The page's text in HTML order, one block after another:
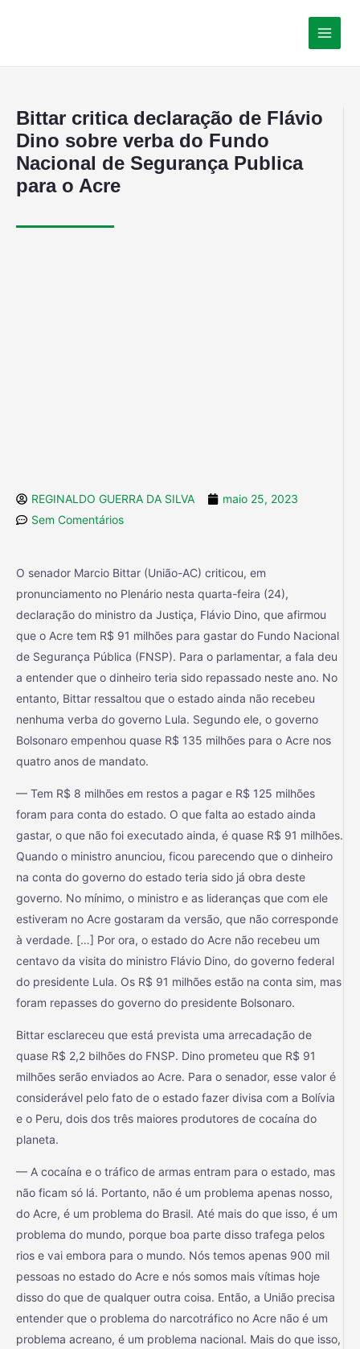
Bittar critica declaração de Flávio
Dino sobre verba do Fundo
Nacional de Segurança Publica
para o Acre
REGINALDO GUERRA DA SILVA
maio 25, 2023
Sem Comentários
O senador Marcio Bittar (União-AC) criticou, em
pronunciamento no Plenário nesta quarta-feira (24),
declaração do ministro da Justiça, Flávio Dino, que afirmou
que o Acre tem R$ 91 milhões para gastar do Fundo Nacional
de Segurança Pública (FNSP). Para o parlamentar, a fala deu
a entender que o dinheiro teria sido repassado neste ano. No
entanto, Bittar ressaltou que o estado ainda não recebeu
nenhuma verba do governo Lula. Segundo ele, o governo
Bolsonaro empenhou quase R$ 135 milhões para o Acre nos
quatro anos de mandato.
— Tem R$ 8 milhões em restos a pagar e R$ 125 milhões
foram para conta do estado. O que falta ao estado ainda
gastar, o que não foi executado ainda, é quase R$ 91 milhões.
Quando o ministro anunciou, ficou parecendo que o dinheiro
na conta do governo do estado teria sido já obra deste
governo. No mínimo, o ministro e as lideranças que com ele
estiveram no Acre gostaram da versão, que não corresponde
à verdade. […] Por ora, o estado do Acre não recebeu um
centavo da visita do ministro Flávio Dino, do governo federal
do presidente Lula. Os R$ 91 milhões estão na conta sim, mas
foram repasses do governo do presidente Bolsonaro.
Bittar esclareceu que está prevista uma arrecadação de
quase R$ 2,2 bilhões do FNSP. Dino prometeu que R$ 91
milhões serão enviados ao Acre. Para o senador, esse valor é
considerável pelo fato de o estado fazer divisa com a Bolívia
e o Peru, dois dos três maiores produtores de cocaína do
planeta.
— A cocaína e o tráfico de armas entram para o estado, mas
não ficam só lá. Portanto, não é um problema apenas nosso,
do Acre, é um problema do Brasil. Até mais do que isso, é um
problema do mundo, porque boa parte disso trafega pelos
rios e vai embora para o mundo. Nós temos apenas 900 mil
pessoas no estado do Acre e nós somos mais vítimas hoje
disso do que de qualquer outra coisa. Então, a União precisa
entender que o problema do narcotráfico no Acre não é um
problema acreano, é um problema nacional. Mais do que isso,